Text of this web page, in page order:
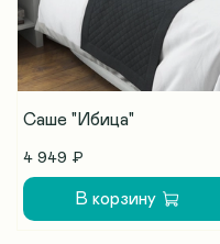
Саше "Ибица"
4 949 ₽
В корзину